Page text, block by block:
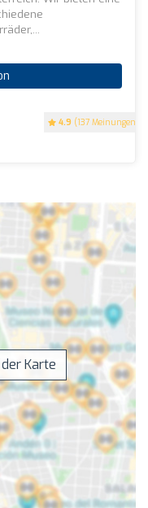
4.9 (137 Meinungen)
Karte